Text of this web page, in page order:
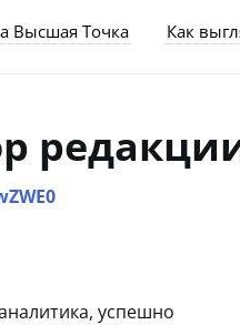
Высшая Точка Как
успешно